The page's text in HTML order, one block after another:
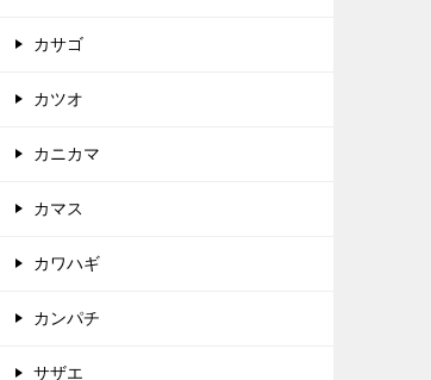
カサゴ
カツオ
カニカマ
カマス
カワハギ
カンパチ
サザエ